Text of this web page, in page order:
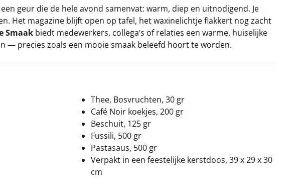
geur die de hele avond samenvat: warm, diep en uitnodigend. Je
Het magazine blijft open op tafel, het waxinelichtje flakkert nog zacht
Smaak biedt medewerkers, collega’s of relaties een warme, huiselijke
— precies zoals een mooie smaak beleefd hoort te worden.
Thee, Bosvruchten, 30 gr
Café Noir koekjes, 200 gr
Beschuit, 125 gr
Fussili, 500 gr
Pastasaus, 500 gr
Verpakt in een feestelijke kerstdoos, 39 x 29 x 30
cm